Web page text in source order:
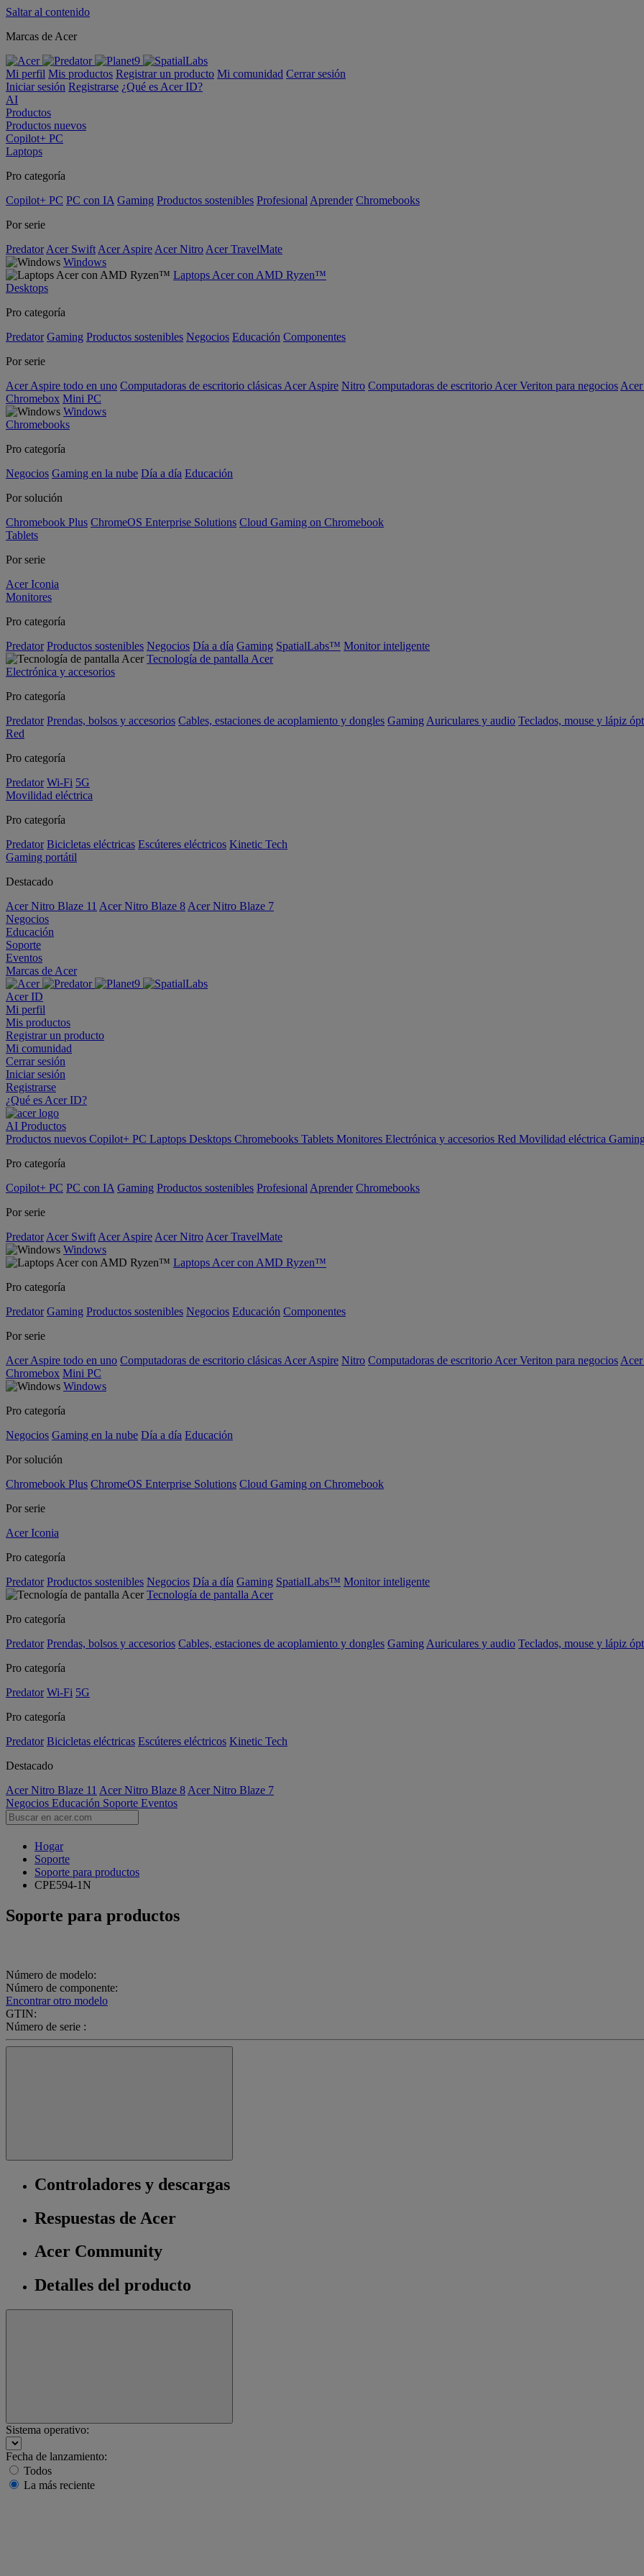
Saltar al contenido
Marcas de Acer
Mi perfil Mis productos Registrar un producto Mi comunidad Cerrar sesión
Iniciar sesión Registrarse ¿Qué es Acer ID?
AI
Productos
Productos nuevos
Copilot+ PC
Laptops
Pro categoría
Copilot+ PC PC con IA Gaming Productos sostenibles Profesional Aprender Chromebooks
Por serie
Predator Acer Swift Acer Aspire Acer Nitro Acer TravelMate
Windows
Laptops Acer con AMD Ryzen™
Desktops
Pro categoría
Predator Gaming Productos sostenibles Negocios Educación Componentes
Por serie
Acer Aspire todo en uno Computadoras de escritorio clásicas Acer Aspire Nitro Computadoras de escritorio Acer Veriton para negocios
Chromebox Mini PC
Windows
Chromebooks
Pro categoría
Negocios Gaming en la nube Día a día Educación
Por solución
Chromebook Plus ChromeOS Enterprise Solutions Cloud Gaming on Chromebook
Tablets
Por serie
Acer Iconia
Monitores
Pro categoría
Predator Productos sostenibles Negocios Día a día Gaming SpatialLabs™ Monitor inteligente
Tecnología de pantalla Acer
Electrónica y accesorios
Pro categoría
Predator Prendas, bolsos y accesorios Cables, estaciones de acoplamiento y dongles Gaming Auriculares y audio Teclados, mouse y lápiz
Red
Pro categoría
Predator Wi-Fi 5G
Movilidad eléctrica
Pro categoría
Predator Bicicletas eléctricas Escúteres eléctricos Kinetic Tech
Gaming portátil
Destacado
Acer Nitro Blaze 11 Acer Nitro Blaze 8 Acer Nitro Blaze 7
Negocios
Educación
Soporte
Eventos
Marcas de Acer
Acer ID
Mi perfil
Mis productos
Registrar un producto
Mi comunidad
Cerrar sesión
Iniciar sesión
Registrarse
¿Qué es Acer ID?
AI Productos
Productos nuevos Copilot+ PC Laptops Desktops Chromebooks Tablets Monitores Electrónica y accesorios Red Movilidad eléctrica
Pro categoría
Copilot+ PC PC con IA Gaming Productos sostenibles Profesional Aprender Chromebooks
Por serie
Predator Acer Swift Acer Aspire Acer Nitro Acer TravelMate
Windows
Laptops Acer con AMD Ryzen™
Pro categoría
Predator Gaming Productos sostenibles Negocios Educación Componentes
Por serie
Acer Aspire todo en uno Computadoras de escritorio clásicas Acer Aspire Nitro Computadoras de escritorio Acer Veriton para negocios
Chromebox Mini PC
Windows
Pro categoría
Negocios Gaming en la nube Día a día Educación
Por solución
Chromebook Plus ChromeOS Enterprise Solutions Cloud Gaming on Chromebook
Por serie
Acer Iconia
Pro categoría
Predator Productos sostenibles Negocios Día a día Gaming SpatialLabs™ Monitor inteligente
Tecnología de pantalla Acer
Pro categoría
Predator Prendas, bolsos y accesorios Cables, estaciones de acoplamiento y dongles Gaming Auriculares y audio Teclados, mouse y lápiz
Pro categoría
Predator Wi-Fi 5G
Pro categoría
Predator Bicicletas eléctricas Escúteres eléctricos Kinetic Tech
Destacado
Acer Nitro Blaze 11 Acer Nitro Blaze 8 Acer Nitro Blaze 7
Negocios Educación Soporte Eventos
Hogar
Soporte
Soporte para productos
CPE594-1N
Soporte para productos
Número de modelo:
Número de componente:
Encontrar otro modelo
GTIN:
Número de serie :
Controladores y descargas
Respuestas de Acer
Acer Community
Detalles del producto
Sistema operativo:
Fecha de lanzamiento:
Todos
La más reciente